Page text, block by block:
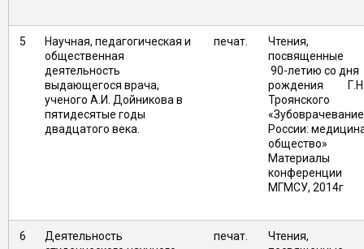
5
Научная, педагогическая и
общественная
деятельность
выдающегося врача,
ученого А.И. Дойникова в
пятидесятые годы
двадцатого века.
печат.
Чтения,
90-летию со дня
рождения
Троянского
России:
общество»
Материалы
конференции
МГМСУ, 2014г
6
Деятельность
печат.
Чтения,